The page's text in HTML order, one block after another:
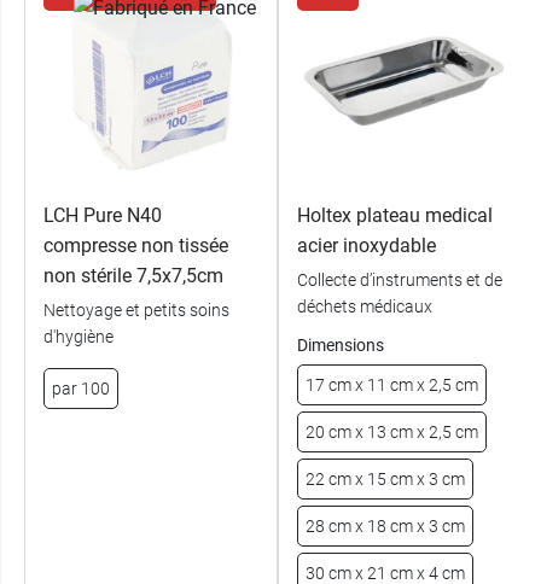
LCH Pure N40
compresse non tissée
non stérile 7,5x7,5cm
Nettoyage et petits soins
d'hygiène
par 100
Holtex plateau medical
acier inoxydable
Collecte d’instruments et de
déchets médicaux
Dimensions
17 cm x 11 cm x 2,5 cm
20 cm x 13 cm x 2,5 cm
22 cm x 15 cm x 3 cm
28 cm x 18 cm x 3 cm
30 cm x 21 cm x 4 cm